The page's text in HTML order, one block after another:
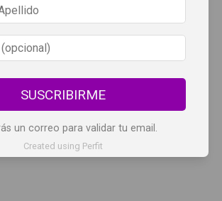
SUSCRIBIRME
un correo para validar tu email.
Created using Perfit